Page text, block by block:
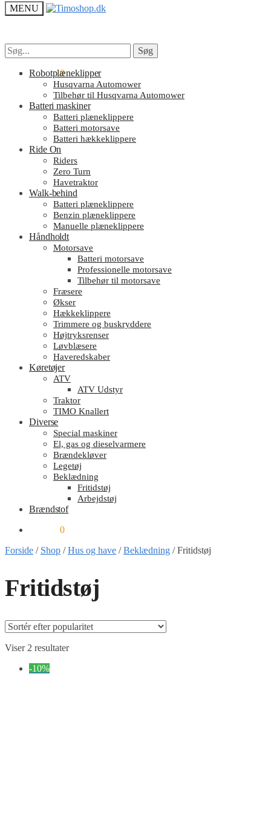
MENU
Søg
efter:
Søg
kr.0.00 0
Søg
efter:
Søg
Robotplæneklipper
Husqvarna Automower
Tilbehør til Husqvarna Automower
Batteri maskiner
Batteri plæneklippere
Batteri motorsave
Batteri hækkeklippere
Ride On
Riders
Zero Turn
Havetraktor
Walk-behind
Batteri plæneklippere
Benzin plæneklippere
Manuelle plæneklippere
Håndholdt
Motorsave
Batteri motorsave
Professionelle motorsave
Tilbehør til motorsave
Fræsere
Økser
Hækkeklippere
Trimmere og buskryddere
Højtryksrenser
Løvblæsere
Haveredskaber
Køretøjer
ATV
ATV Udstyr
Traktor
TIMO Knallert
Diverse
Special maskiner
El, gas og dieselvarmere
Brændekløver
Legetøj
Beklædning
Fritidstøj
Arbejdstøj
Brændstof
0
Forside / Shop /Hus og have /Beklædning /Fritidstøj
Fritidstøj
Viser 2 resultaterSorteret
-10%